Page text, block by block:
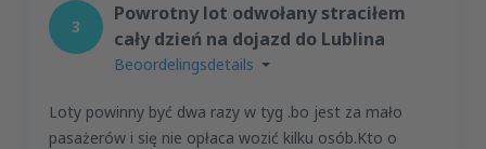
3
Powrotny lot odwołany straciłem
cały dzień na dojazd do Lublina
Beoordelingsdetails
Loty powinny być dwa razy w tyg .bo jest za mało
pasażerów i się nie opłaca wozić kilku osób.Kto o